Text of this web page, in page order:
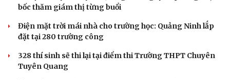
bốc thăm giám thị từng buổi
Điện mặt trời mái nhà cho trường học: Quảng Ninh lắp
đặt tại 280 trường công
328 thí sinh sẽ thi lại tại điểm thi Trường THPT Chuyên
Tuyên Quang